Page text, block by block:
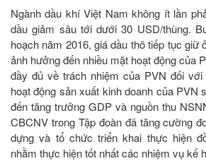
Ngành dầu khí Việt Nam không ít lần
dầu giảm sâu tới dưới 30 USD/thùng.
hoạch năm 2016, giá dầu thô tiếp tục giữ
ảnh hưởng đến nhiều mặt hoạt động của
đầy đủ về trách nhiệm của PVN đối
hoạt động sản xuất kinh doanh của PVN
đến tăng trưởng GDP và nguồn thu
CBCNV trong Tập đoàn đã tăng cường
dựng và tổ chức triển khai thực hiện
nhằm thực hiện tốt nhất các nhiệm vụ kế